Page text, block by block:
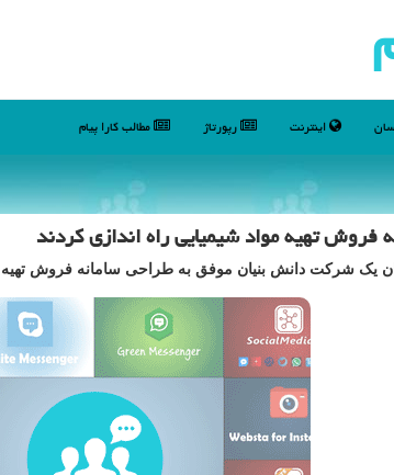
اینترنت رپورتاژ مطالب كارا پیام
فروش تهیه مواد شیمیایی راه اندازی كردند
یک شرکت دانش بنیان موفق به طراحی سامانه فروش تهیه